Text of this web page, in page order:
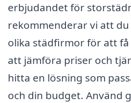
erbjudandet för
rekommenderar vi att
olika städfirmor för att
att jämföra priser och
hitta en lösning som
och din budget. Använd